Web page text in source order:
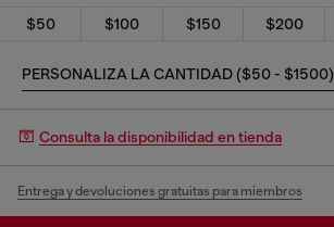
$50 $100 $150 $200
PERSONALIZA LA CANTIDAD ($50 - $1500)
Consulta la disponibilidad en tienda
Entrega y devoluciones gratuitas para miembros